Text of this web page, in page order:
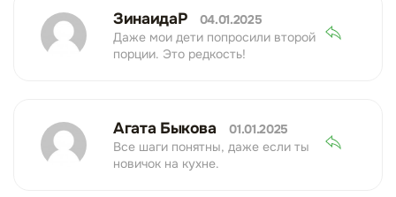
ЗинаидаР
04.01.2025
Даже мои дети попросили второй
порции. Это редкость!
Агата Быкова
01.01.2025
Все шаги понятны, даже если ты
новичок на кухне.